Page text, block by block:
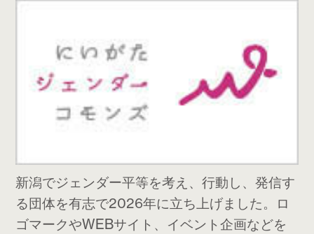
新潟でジェンダー平等を考え、行動し、発信す
る団体を有志で2026年に立ち上げました。ロ
ゴマークやWEBサイト、イベント企画などを